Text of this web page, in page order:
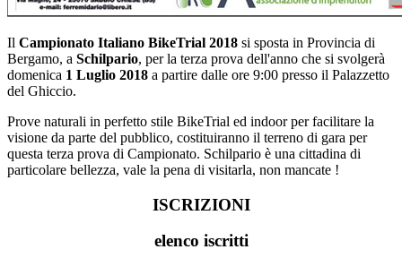
Il Campionato Italiano BikeTrial 2018 si sposta in Provincia di
Bergamo, a Schilpario, per la terza prova dell'anno che si svolgerà
domenica 1 Luglio 2018 a partire dalle ore 9:00 presso il Palazzetto
del Ghiccio.
Prove naturali in perfetto stile BikeTrial ed indoor per facilitare la
visione da parte del pubblico, costituiranno il terreno di gara per
questa terza prova di Campionato. Schilpario è una cittadina di
particolare bellezza, vale la pena di visitarla, non mancate !
ISCRIZIONI
elenco iscritti